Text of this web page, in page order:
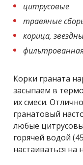
цитрусовые
травяные
корица,
Корки граната
засыпаем в
их смеси.
гранатовый
любые
горячей водой
настаиваться на